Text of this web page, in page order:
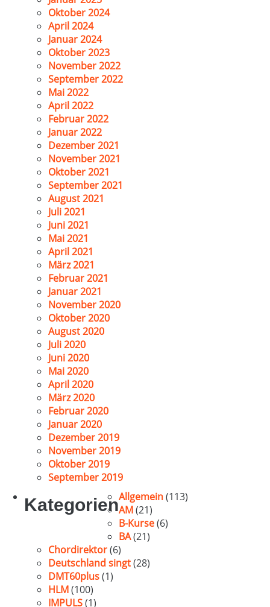
Oktober 2024
April 2024
Januar 2024
Oktober 2023
November 2022
September 2022
Mai 2022
April 2022
Februar 2022
Januar 2022
Dezember 2021
November 2021
Oktober 2021
September 2021
August 2021
Juli 2021
Juni 2021
Mai 2021
April 2021
März 2021
Februar 2021
Januar 2021
November 2020
Oktober 2020
August 2020
Juli 2020
Juni 2020
Mai 2020
April 2020
März 2020
Februar 2020
Januar 2020
Dezember 2019
November 2019
Oktober 2019
September 2019
KategorienAllgemein(113)
AM(21)
B-Kurse(6)
BA(21)
Chordirektor(6)
Deutschland singt(28)
DMT60plus(1)
HLM(100)
IMPULS(1)